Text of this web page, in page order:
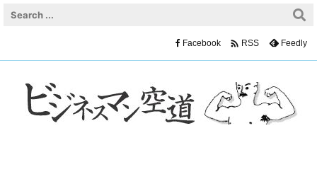
Facebook  RSS Feedly